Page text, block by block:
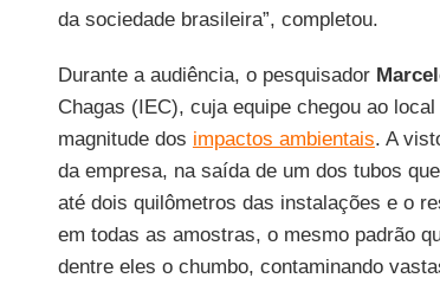
da sociedade brasileira”, completou.
Durante a audiência, o pesquisador
Chagas (IEC), cuja equipe chegou ao
magnitude dos impactos ambientais. A
da empresa, na saída de um dos tubos
até dois quilômetros das instalações e o
em todas as amostras, o mesmo padrão
dentre eles o chumbo, contaminando